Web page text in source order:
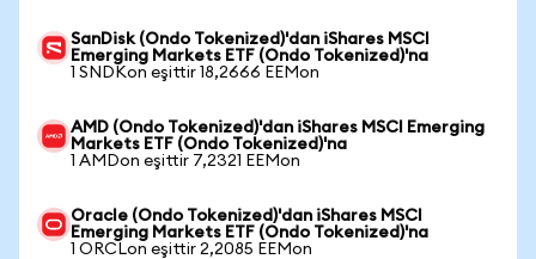
SanDisk (Ondo Tokenized)'dan iShares MSCI
Emerging Markets ETF (Ondo Tokenized)'na
1 SNDKon eşittir 18,2666 EEMon
AMD (Ondo Tokenized)'dan iShares MSCI Emerging
Markets ETF (Ondo Tokenized)'na
1 AMDon eşittir 7,2321 EEMon
Oracle (Ondo Tokenized)'dan iShares MSCI
Emerging Markets ETF (Ondo Tokenized)'na
1 ORCLon eşittir 2,2085 EEMon